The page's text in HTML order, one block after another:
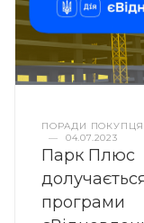
ПОРАДИ
—
04.07.2023
Парк Плюс
програми